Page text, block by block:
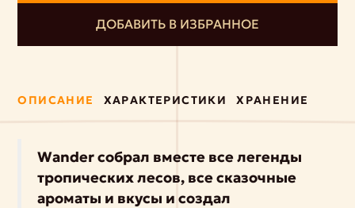
ДОБАВИТЬ В ИЗБРАННОЕ
ОПИСАНИЕ ХАРАКТЕРИСТИКИ ХРАНЕНИЕ
Wander собрал вместе все легенды
тропических лесов, все сказочные
ароматы и вкусы и создал